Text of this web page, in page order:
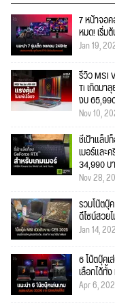
7 หน้าจอ
หมด! เริ่ม
Jan 19,
รีวิว MSI
Ti เกิดมา
งบ
Nov 10,
ชี้เป้าแล็ป
เมอร์และ
34,990 บ
Nov 28,
รวมโน๊ตบุ๊
ดีไซน์สวย
Jan 14,
6 โน๊ตบุ๊ค
เลือกได้ทั้
Apr 6,